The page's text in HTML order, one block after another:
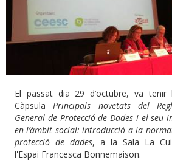
El passat dia 29 d’octubre, va tenir
Càpsula Principals novetats del
General de Protecció de Dades i el seu
en l’àmbit social: introducció a la
protecció de dades, a la Sala La
l'Espai Francesca Bonnemaison.